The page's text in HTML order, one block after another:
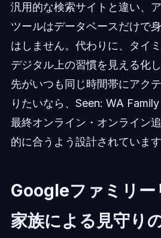
汎用的な検索サイトと違い、
ツールはデータベースだけで
はしません。代わりに、タイ
デジタル上の習慣を見える化
先がいつも同じ時間帯にアク
りたいなら、Seen: WA
最終オンライン・オンライン
的に合うよう設計されています
Googleファミリー
家族による見守り